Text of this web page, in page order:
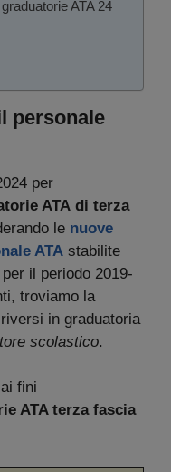
ATA 24
personale
per
ATA di terza
le nuove
ATA stabilite
il periodo 2019-
troviamo la
in graduatoria
scolastico.
fini
ATA terza fascia